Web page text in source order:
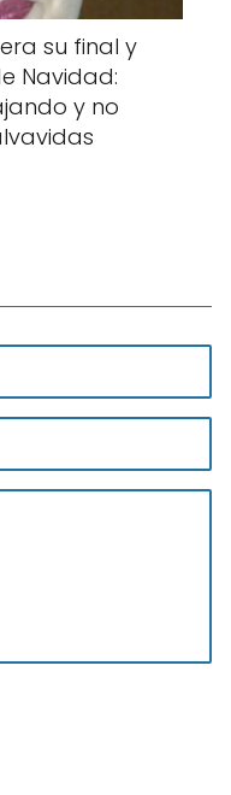
su final y
Navidad:
y no